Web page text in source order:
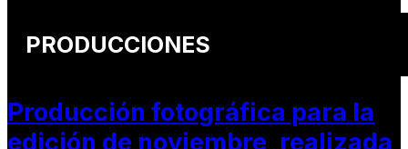
PRODUCCIONES
Producción fotográfica para la
edición de noviembre, realizada